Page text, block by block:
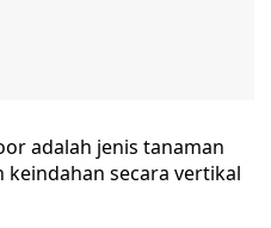
adalah jenis tanaman
keindahan secara vertikal